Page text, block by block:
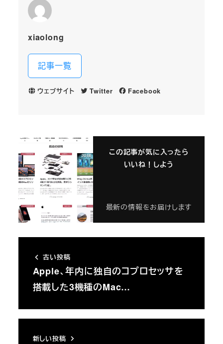
xiaolong
記事一覧
ウェブサイト Twitter Facebook
この記事が気に入ったら
いいね！しよう
最新の情報をお届けします
古い投稿
Apple、年内に独自のコプロセッサを
搭載した3機種のMac…
新しい投稿